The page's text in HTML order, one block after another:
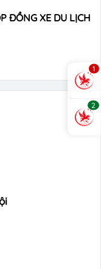
ĐỒNG XE DU LỊCH
1
2